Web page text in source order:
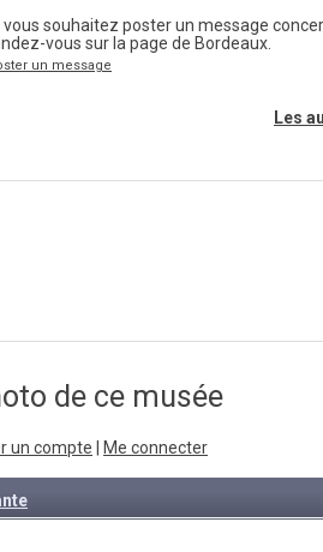
vous souhaitez poster un message
vous sur la page de Bordeaux.
un message
Les
de ce musée
un compte Me connecter